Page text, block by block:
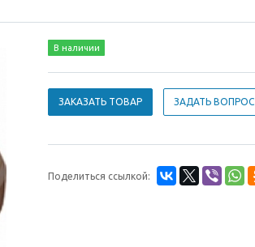
В наличии
ЗАКАЗАТЬ ТОВАР ЗАДАТЬ ВОПРОС
Поделиться ссылкой: